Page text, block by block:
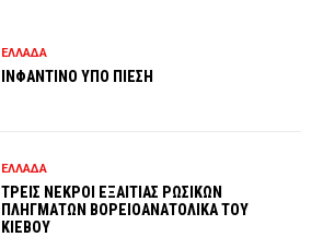
ΕΛΛΑΔΑ
ΙΝΦΑΝΤΙΝΟ ΥΠΟ ΠΙΕΣΗ
ΕΛΛΑΔΑ
ΤΡΕΙΣ ΝΕΚΡΟΙ ΕΞΑΙΤΙΑΣ ΡΩΣΙΚΩΝ
ΠΛΗΓΜΑΤΩΝ ΒΟΡΕΙΟΑΝΑΤΟΛΙΚΑ ΤΟΥ
ΚΙΕΒΟΥ